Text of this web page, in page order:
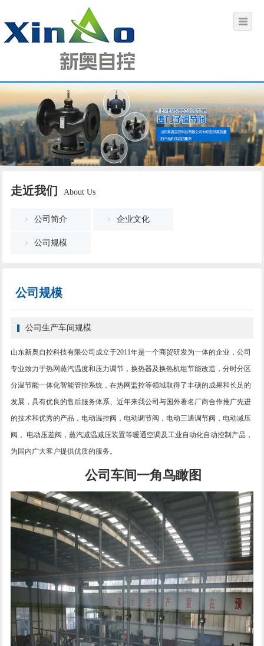
走近我们 About Us
公司简介 企业文化
公司规模
公司规模
公司生产车间规模
山东新奥自控科技有限公司成立于2011年是一个商贸研发为一体的企业，公司
专业致力于热网蒸汽温度和压力调节，换热器及换热机组节能改造，分时分区
分温节能一体化智能管控系统，在热网监控等领域取得了丰硕的成果和长足的
发展，具有优良的售后服务体系、近年来我公司与国外著名厂商合作推广先进
的技术和优秀的产品，电动温控阀，电动调节阀，电动三通调节阀，电动减压
阀， 电动压差阀，蒸汽减温减压装置等暖通空调及工业自动化自动控制产品，
为国内广大客户提供优质的服务。
公司车间一角鸟瞰图